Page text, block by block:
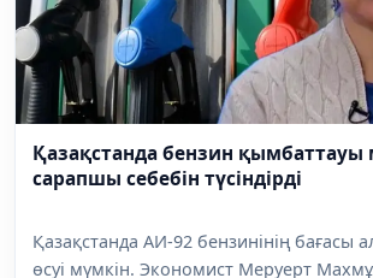
Қазақстанда бензин қымбаттауы
сарапшы себебін түсіндірді
Қазақстанда АИ-92 бензинінің бағасы
өсуі мүмкін. Экономист Меруерт